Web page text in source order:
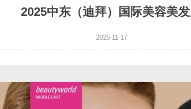
2025中东（迪拜）国际美容美
2025-11-17